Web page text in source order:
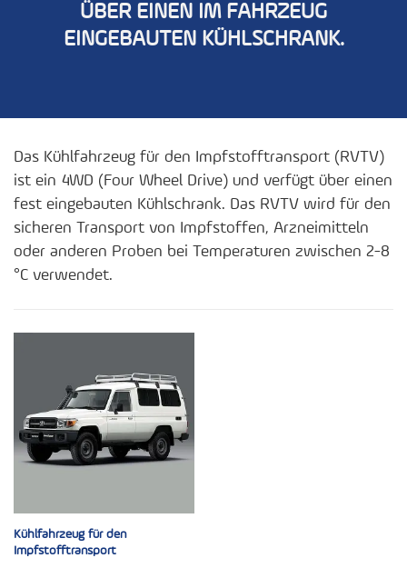
ÜBER EINEN IM FAHRZEUG
EINGEBAUTEN KÜHLSCHRANK.
Das Kühlfahrzeug für den Impfstofftransport (RVTV)
ist ein 4WD (Four Wheel Drive) und verfügt über einen
fest eingebauten Kühlschrank. Das RVTV wird für den
sicheren Transport von Impfstoffen, Arzneimitteln
oder anderen Proben bei Temperaturen zwischen 2-8
°C verwendet.
Kühlfahrzeug für den
Impfstofftransport